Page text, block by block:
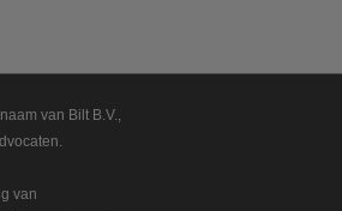
van Bilt B.V.,
van